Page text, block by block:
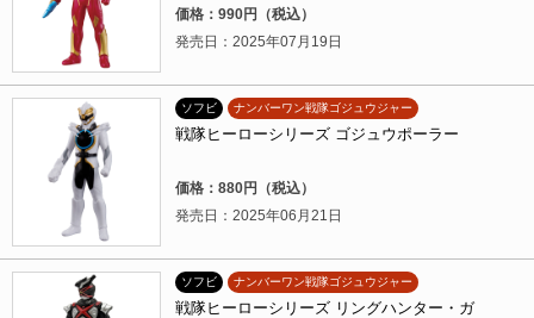
価格：990円（税込）
発売日：2025年07月19日
ソフビ ナンバーワン戦隊ゴジュウジャー
戦隊ヒーローシリーズ ゴジュウポーラー
価格：880円（税込）
発売日：2025年06月21日
ソフビ ナンバーワン戦隊ゴジュウジャー
戦隊ヒーローシリーズ リングハンター・ガ